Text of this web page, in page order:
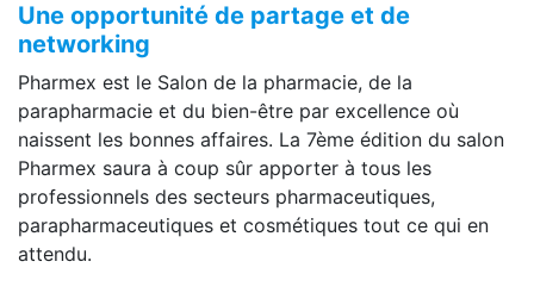
Une opportunité de partage et de
networking
Pharmex est le Salon de la pharmacie, de la
parapharmacie et du bien-être par excellence où
naissent les bonnes affaires. La 7ème édition du salon
Pharmex saura à coup sûr apporter à tous les
professionnels des secteurs pharmaceutiques,
parapharmaceutiques et cosmétiques tout ce qui en
attendu.